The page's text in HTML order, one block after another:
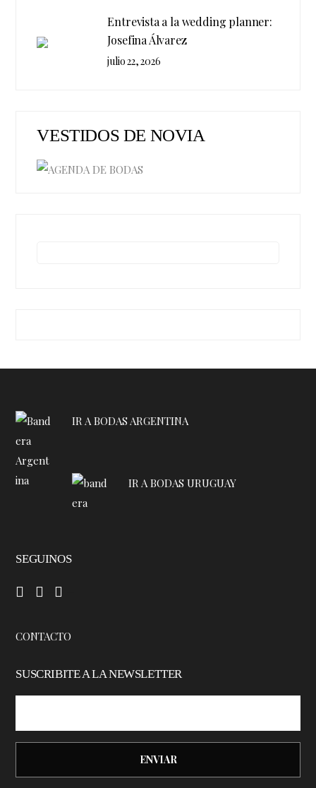
Entrevista a la wedding planner:
Josefina Álvarez
julio 22, 2026
VESTIDOS DE NOVIA
IR A BODAS ARGENTINA
IR A BODAS URUGUAY
SEGUINOS
CONTACTO
SUSCRIBITE A LA NEWSLETTER